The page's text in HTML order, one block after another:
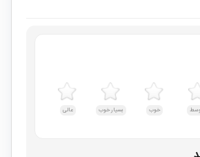
خوب بسیار خوب عالی